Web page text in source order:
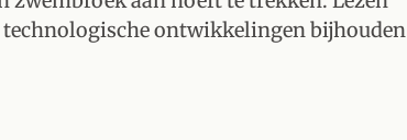
ontwikkelingen bijhouden